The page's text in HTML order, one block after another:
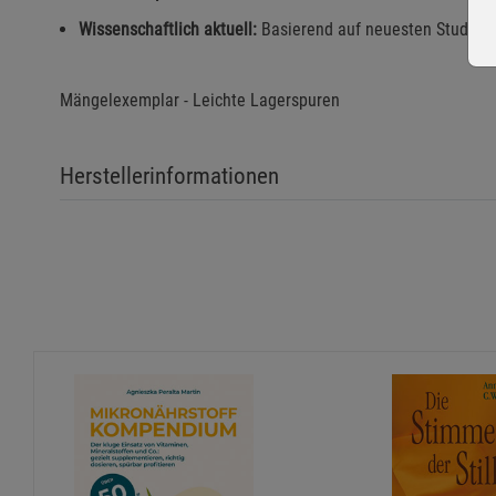
Wissenschaftlich aktuell: Basierend auf neuesten Studien
Mängelexemplar - Leichte Lagerspuren
Herstellerinformationen